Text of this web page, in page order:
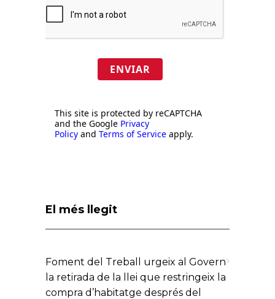
ENVIAR
This site is protected by reCAPTCHA
and the Google Privacy
Policy and Terms of Service apply.
El més llegit
Foment del Treball urgeix al Govern
la retirada de la llei que restringeix la
compra d’habitatge després del